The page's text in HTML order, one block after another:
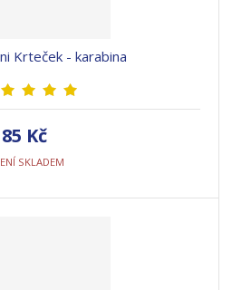
Krteček - karabina
85 Kč
SKLADEM